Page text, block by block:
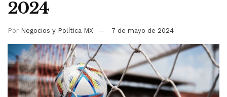
2024
Por Negocios y Política MX 7 de mayo de 2024